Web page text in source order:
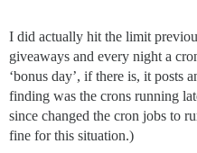
I did actually hit the limit
giveaways and every night a
‘bonus day’, if there is, it posts
finding was the crons running
since changed the cron jobs to
fine for this situation.)